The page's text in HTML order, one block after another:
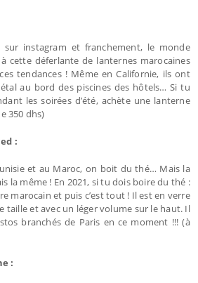
instagram et franchement, le monde
cette déferlante de lanternes marocaines
tendances ! Même en Californie, ils ont
au bord des piscines des hôtels… Si tu
les soirées d’été, achète une lanterne
350 dhs)
:
et au Maroc, on boit du thé… Mais la
la même ! En 2021, si tu dois boire du thé :
marocain et puis c’est tout ! Il est en verre
taille et avec un léger volume sur le haut. Il
branchés de Paris en ce moment !!! (à
: